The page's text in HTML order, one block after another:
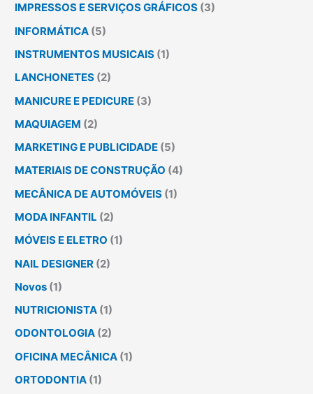
IMPRESSOS E SERVIÇOS GRÁFICOS (3)
INFORMÁTICA (5)
INSTRUMENTOS MUSICAIS (1)
LANCHONETES (2)
MANICURE E PEDICURE (3)
MAQUIAGEM (2)
MARKETING E PUBLICIDADE (5)
MATERIAIS DE CONSTRUÇÃO (4)
MECÂNICA DE AUTOMÓVEIS (1)
MODA INFANTIL (2)
MÓVEIS E ELETRO (1)
NAIL DESIGNER (2)
Novos (1)
NUTRICIONISTA (1)
ODONTOLOGIA (2)
OFICINA MECÂNICA (1)
ORTODONTIA (1)